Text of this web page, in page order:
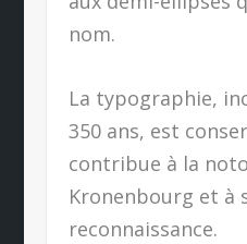
nom.
La typographie,
350 ans, est
contribue à la
Kronenbourg et à
reconnaissance.